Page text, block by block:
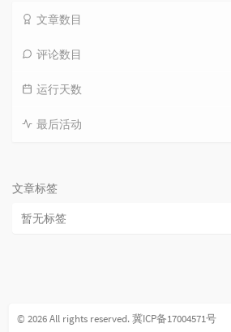
文章数目
评论数目
运行天数
最后活动
文章标签
暂无标签
© 2026 All rights reserved.冀ICP备17004571号